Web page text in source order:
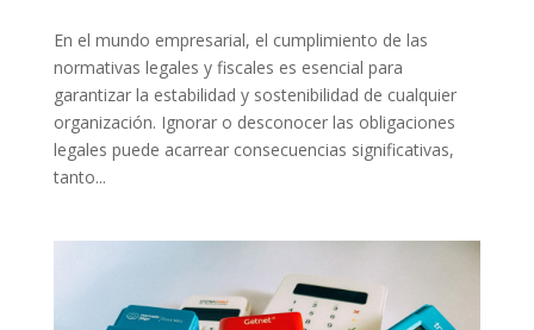
En el mundo empresarial, el cumplimiento de las
normativas legales y fiscales es esencial para
garantizar la estabilidad y sostenibilidad de cualquier
organización. Ignorar o desconocer las obligaciones
legales puede acarrear consecuencias significativas,
tanto...